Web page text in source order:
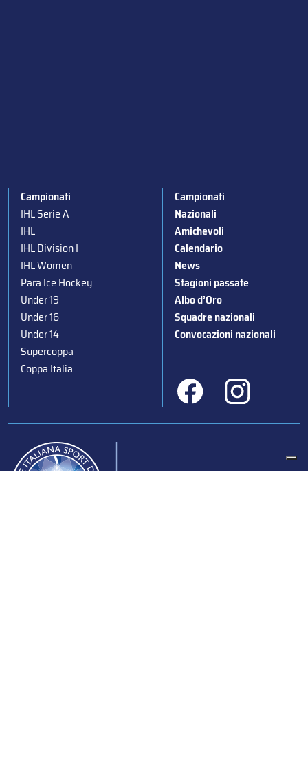
Campionati
IHL Serie A
IHL
IHL Division I
IHL Women
Para Ice Hockey
Under 19
Under 16
Under 14
Supercoppa
Coppa Italia
Campionati
Nazionali
Amichevoli
Calendario
News
Stagioni passate
Albo d’Oro
Squadre nazionali
Convocazioni nazionali